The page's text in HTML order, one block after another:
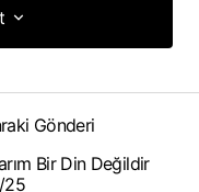
Gönderi
Bir Din Değildir
25